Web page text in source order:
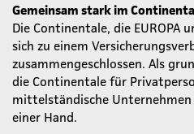
Gemeinsam stark im
Die Continentale, die EUROPA
sich zu einem
zusammengeschlossen. Als
die Continentale für
mittelständische Unternehmen
einer Hand.